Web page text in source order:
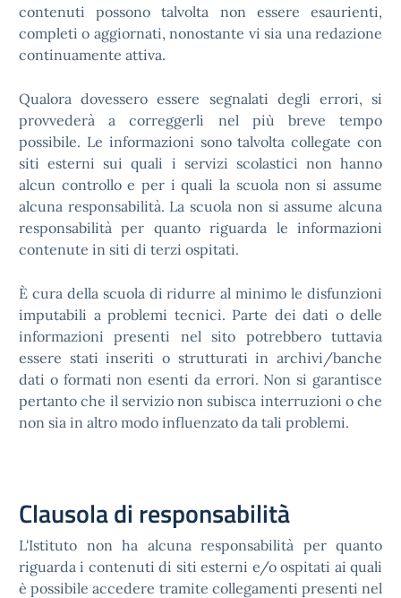
contenuti possono talvolta non essere esaurienti,
completi o aggiornati, nonostante vi sia una redazione
continuamente attiva.
Qualora dovessero essere segnalati degli errori, si
provvederà a correggerli nel più breve tempo
possibile. Le informazioni sono talvolta collegate con
siti esterni sui quali i servizi scolastici non hanno
alcun controllo e per i quali la scuola non si assume
alcuna responsabilità. La scuola non si assume alcuna
responsabilità per quanto riguarda le informazioni
contenute in siti di terzi ospitati.
È cura della scuola di ridurre al minimo le disfunzioni
imputabili a problemi tecnici. Parte dei dati o delle
informazioni presenti nel sito potrebbero tuttavia
essere stati inseriti o strutturati in archivi/banche
dati o formati non esenti da errori. Non si garantisce
pertanto che il servizio non subisca interruzioni o che
non sia in altro modo influenzato da tali problemi.
Clausola di responsabilità
L'Istituto non ha alcuna responsabilità per quanto
riguarda i contenuti di siti esterni e/o ospitati ai quali
è possibile accedere tramite collegamenti presenti nel